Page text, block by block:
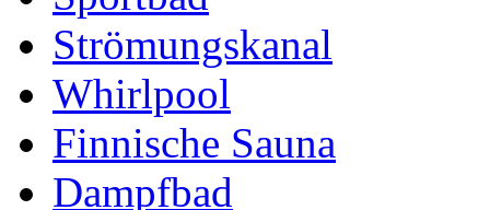
Strömungskanal
Whirlpool
Finnische Sauna
Dampfbad